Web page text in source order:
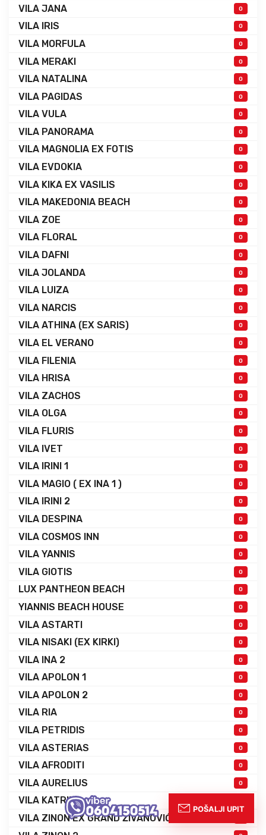
VILA JANA 0
VILA IRIS 0
VILA MORFULA 0
VILA MERAKI 0
VILA NATALINA 0
VILA PAGIDAS 0
VILA VULA 0
VILA PANORAMA 0
VILA MAGNOLIA EX FOTIS 0
VILA EVDOKIA 0
VILA KIKA EX VASILIS 0
VILA MAKEDONIA BEACH 0
VILA ZOE 0
VILA FLORAL 0
VILA DAFNI 0
VILA JOLANDA 0
VILA LUIZA 0
VILA NARCIS 0
VILA ATHINA (EX SARIS) 0
VILA EL VERANO 0
VILA FILENIA 0
VILA HRISA 0
VILA ZACHOS 0
VILA OLGA 0
VILA FLURIS 0
VILA IVET 0
VILA IRINI 1 0
VILA MAGIO ( EX INA 1 ) 0
VILA IRINI 2 0
VILA DESPINA 0
VILA COSMOS INN 0
VILA YANNIS 0
VILA GIOTIS 0
LUX PANTHEON BEACH 0
YIANNIS BEACH HOUSE 0
VILA ASTARTI 0
VILA NISAKI (EX KIRKI) 0
VILA INA 2 0
VILA APOLON 1 0
VILA APOLON 2 0
VILA RIA 0
VILA PETRIDIS 0
VILA ASTERIAS 0
VILA AFRODITI 0
VILA AURELIUS 0
VILA KATRIN
VILA ZINON EX GRAND ŽIVANOVIĆ